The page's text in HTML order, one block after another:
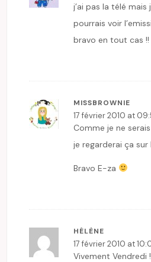
j’ai pas la télé mais
pourrais voir
bravo en tout cas !!
MISSBROWNIE
17 février 2010 at
Comme je ne
je regarderai ça sur
Bravo E-za
HÉLÈNE
17 février 2010 at
Vivement Vendredi !